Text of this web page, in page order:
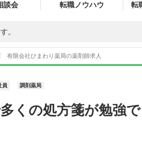
談会 転職ノウハウ 転
。
有限会社ひまわり薬局の薬剤師求人
員 調剤薬局
くの処方箋が勉強